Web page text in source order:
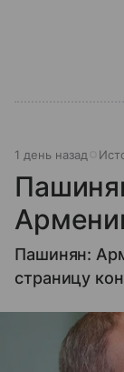
1 день назад
Пашинян:
страницу